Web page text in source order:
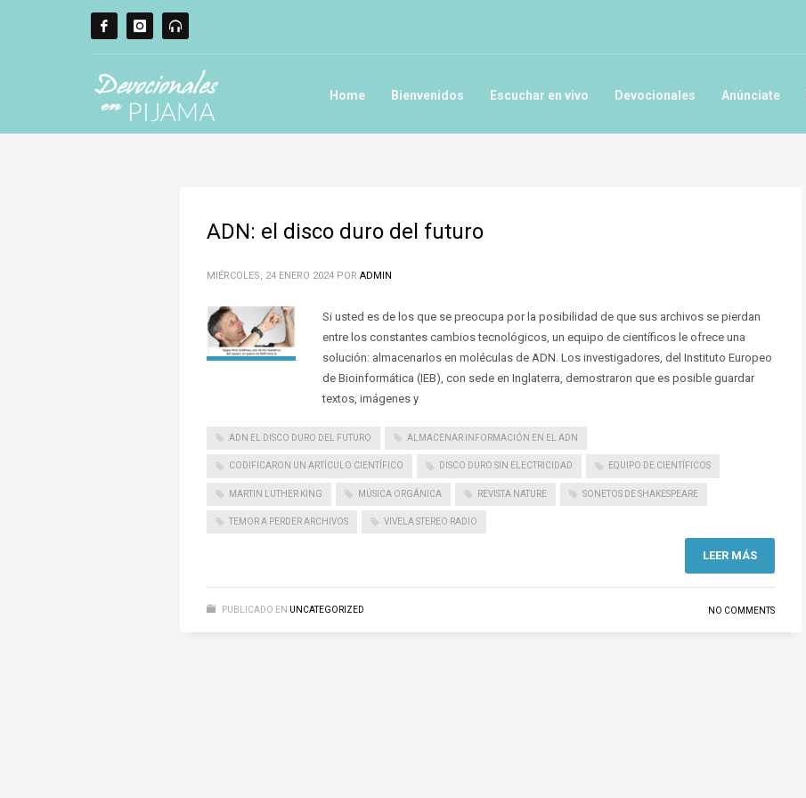
Home Bienvenidos Escuchar en vivo Devocionales Anúnciate
ADN: el disco duro del futuro
MIÉRCOLES, 24 ENERO 2024 POR ADMIN
Si usted es de los que se preocupa por la posibilidad de que sus archivos se pierdan
entre los constantes cambios tecnológicos, un equipo de científicos le ofrece una
solución: almacenarlos en moléculas de ADN. Los investigadores, del Instituto Europeo
de Bioinformática (IEB), con sede en Inglaterra, demostraron que es posible guardar
textos, imágenes y
ADN EL DISCO DURO DEL FUTURO ALMACENAR INFORMACIÓN EN EL ADN
CODIFICARON UN ARTÍCULO CIENTÍFICO DISCO DURO SIN ELECTRICIDAD EQUIPO DE CIENTÍFICOS
MARTIN LUTHER KING MÚSICA ORGÁNICA REVISTA NATURE SONETOS DE SHAKESPEARE
TEMOR A PERDER ARCHIVOS VIVELA STEREO RADIO
LEER MÁS
PUBLICADO EN UNCATEGORIZED NO COMMENTS